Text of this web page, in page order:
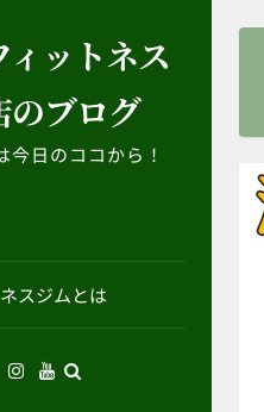
ィットネス
のブログ
今日のココから！
スジムとは
Instagram
YouTube